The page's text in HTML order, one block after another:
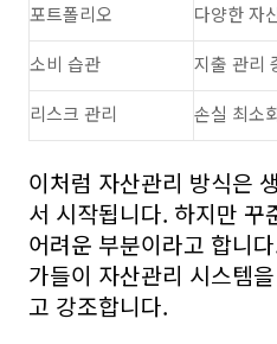
포트폴리오
다양한 자
소비 습관
지출 관리
리스크 관리
손실 최소
이처럼 자산관리 방식은
서 시작됩니다. 하지만 꾸
어려운 부분이라고 합니
가들이 자산관리 시스템
고 강조합니다.